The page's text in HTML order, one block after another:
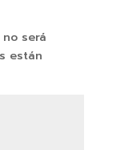
será
están